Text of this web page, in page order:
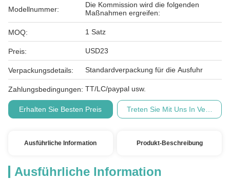
Modellnummer:
Die Kommission wird die folgenden
Maßnahmen ergreifen:
MOQ: 1 Satz
Preis: USD23
Verpackungsdetails: Standardverpackung für die Ausfuhr
Zahlungsbedingungen: TT/LC/paypal usw.
Erhalten Sie Besten Preis Treten Sie Mit Uns In
Ausführliche Information Produkt-Beschreibung
Ausführliche Information